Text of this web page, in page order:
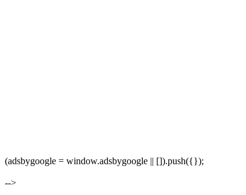
(adsbygoogle = window.adsbygoogle || []).push({});
-->